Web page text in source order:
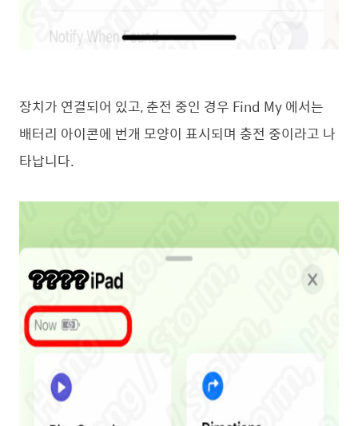
장치가 연결되어 있고, 춘전 중인 경우 Find My 에서는
배터리 아이콘에 번개 모양이 표시되며 충전 중이라고 나
타납니다.